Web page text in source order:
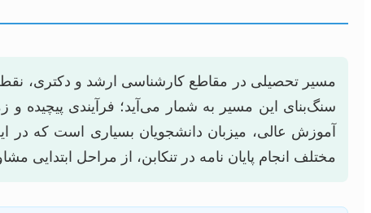
مسیر تحصیلی در مقاطع کارشناسی ارشد و دکتری، نقطه
سنگ‌بنای این مسیر به شمار می‌آید؛ فرآیندی پیچیده
آموزش عالی، میزبان دانشجویان بسیاری است که در
مختلف انجام پایان نامه در تنکابن، از مراحل ابتدایی